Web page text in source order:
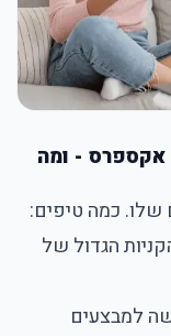
אקספרס - ומה
שלו. כמה טיפים:
הקניות הגדול של
למבצעים